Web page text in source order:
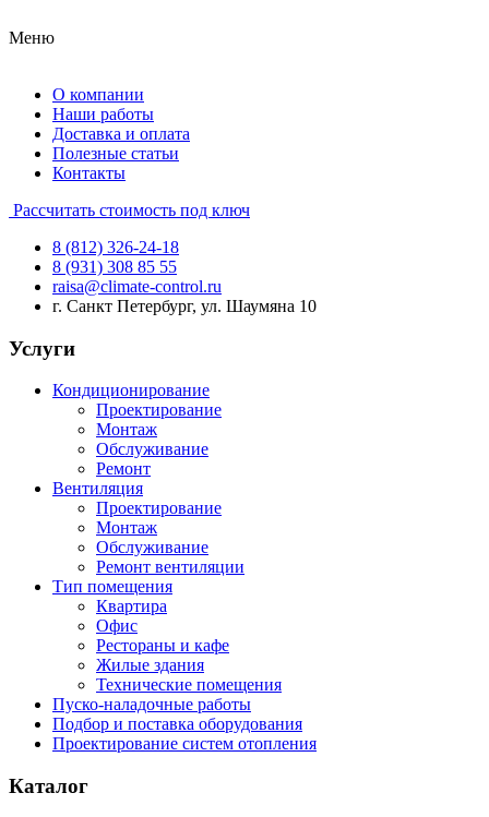
Меню
О компании
Наши работы
Доставка и оплата
Полезные статьи
Контакты
Рассчитать стоимость под ключ
8 (812) 326-24-18
8 (931) 308 85 55
raisa@climate-control.ru
г. Санкт Петербург, ул. Шаумяна 10
Услуги
Кондиционирование
Проектирование
Монтаж
Обслуживание
Ремонт
Вентиляция
Проектирование
Монтаж
Обслуживание
Ремонт вентиляции
Тип помещения
Квартира
Офис
Рестораны и кафе
Жилые здания
Технические помещения
Пуско-наладочные работы
Подбор и поставка оборудования
Проектирование систем отопления
Каталог